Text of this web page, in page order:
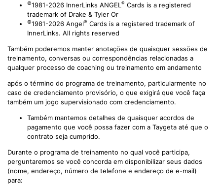
©1981-2026 InnerLinks ANGEL ® Cards is a registered
trademark of Drake & Tyler Or
©1981-2026 Angel® Cards is a registered trademark of
InnerLinks. All rights reserved
Também poderemos manter anotações de quaisquer sessões de
treinamento, conversas ou correspondências relacionadas a
qualquer processo de coaching ou treinamento em andamento
após o término do programa de treinamento, particularmente no
caso de credenciamento provisório, o que exigirá que você faça
também um jogo supervisionado com credenciamento.
Também mantemos detalhes de quaisquer acordos de
pagamento que você possa fazer com a Taygeta até que o
contrato seja cumprido.
Durante o programa de treinamento no qual você participa,
perguntaremos se você concorda em disponibilizar seus dados
(nome, endereço, número de telefone e endereço de e-mail)
para: